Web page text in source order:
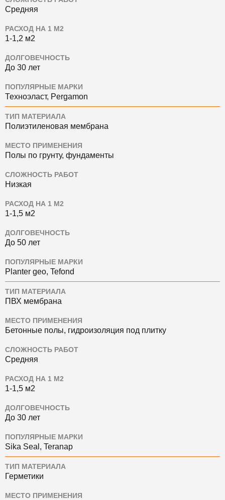
Средняя
РАСХОД НА 1 М2
1-1,2 м2
ДОЛГОВЕЧНОСТЬ
До 30 лет
ПОПУЛЯРНЫЕ МАРКИ
Техноэласт, Pergamon
ТИП МАТЕРИАЛА
Полиэтиленовая мембрана
МЕСТО ПРИМЕНЕНИЯ
Полы по грунту, фундаменты
СЛОЖНОСТЬ РАБОТ
Низкая
РАСХОД НА 1 М2
1-1,5 м2
ДОЛГОВЕЧНОСТЬ
До 50 лет
ПОПУЛЯРНЫЕ МАРКИ
Planter geo, Tefond
ТИП МАТЕРИАЛА
ПВХ мембрана
МЕСТО ПРИМЕНЕНИЯ
Бетонные полы, гидроизоляция под плитку
СЛОЖНОСТЬ РАБОТ
Средняя
РАСХОД НА 1 М2
1-1,5 м2
ДОЛГОВЕЧНОСТЬ
До 30 лет
ПОПУЛЯРНЫЕ МАРКИ
Sika Seal, Teranap
ТИП МАТЕРИАЛА
Герметики
МЕСТО ПРИМЕНЕНИЯ